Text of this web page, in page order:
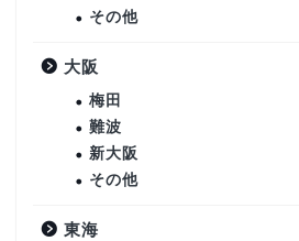
その他
大阪
梅田
難波
新大阪
その他
東海